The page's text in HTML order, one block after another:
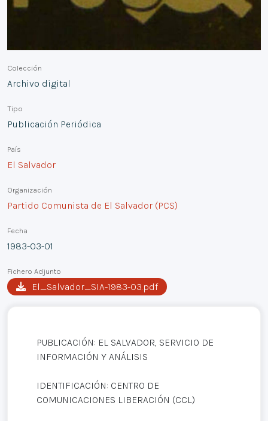
Colección
Archivo digital
Tipo
Publicación Periódica
País
El Salvador
Organización
Partido Comunista de El Salvador (PCS)
Fecha
1983-03-01
Fichero Adjunto
El_Salvador_SIA-1983-03.pdf
PUBLICACIÓN: EL SALVADOR, SERVICIO DE
INFORMACIÓN Y ANÁLISIS
IDENTIFICACIÓN: CENTRO DE
COMUNICACIONES LIBERACIÓN (CCL)